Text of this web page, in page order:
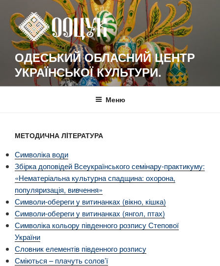
содержимому
ОДЕСЬКИЙ ОБЛАСНИЙ ЦЕНТР
УКРАЇНСЬКОЇ КУЛЬТУРИ.
Меню
МЕТОДИЧНА ЛIТЕРАТУРА
Символіка води
Збірка доповідей Всеукраїнського семінару-практикуму:
«Нематеріальна культурна спадщина: охорона,
популяризація, вивчення»
Символи-обереги у витинанках (вікно, кішка)
Символи-обереги у витинанках (янгол, птах)
Символіка кольору південного розпису Степової
України
Словник елементів південного розпису
Сміються – плачуть солов’ї